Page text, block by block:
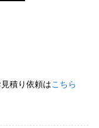
積り依頼はこちら